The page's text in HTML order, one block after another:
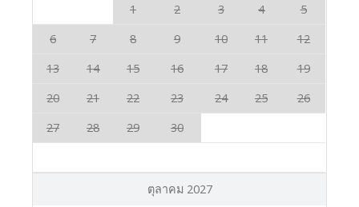
1 2 3 4
5
6
7 8 9 10 11
12
13
14 15 16 17 18
19
20
21 22 23 24 25
26
27
28 29 30
ตุลาคม 2027